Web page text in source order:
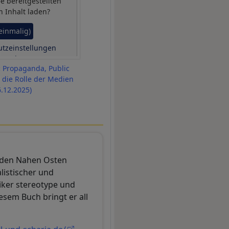
Inhalt laden?
Public
Rolle der Medien
Nahen Osten
und
stereotype und
Buch bringt er all